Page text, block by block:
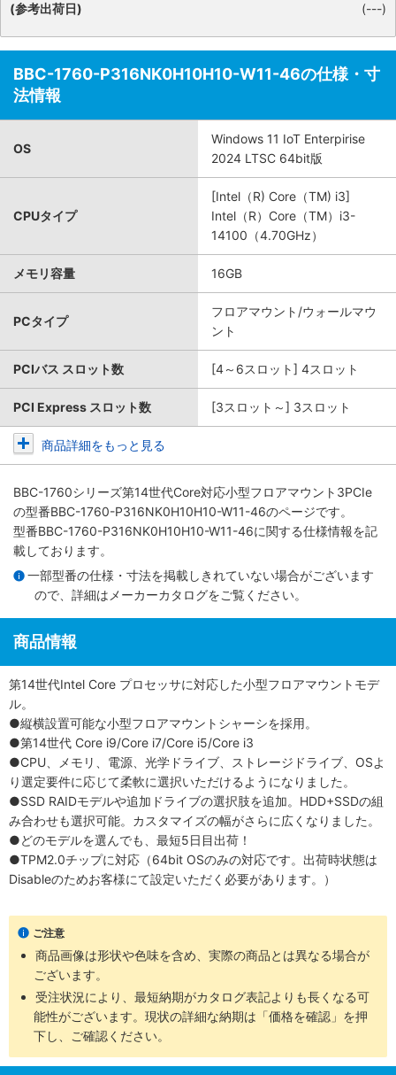
(参考出荷日)
(---)
BBC-1760-P316NK0H10H10-W11-46の仕様・寸
法情報
OS
Windows 11 IoT Enterpirise
2024 LTSC 64bit版
CPUタイプ
[Intel（R) Core（TM) i3]
Intel（R）Core（TM）i3-
14100（4.70GHz）
メモリ容量 16GB
PCタイプ
フロアマウント/ウォールマウ
ント
PCIバス スロット数 [4～6スロット] 4スロット
PCI Express スロット数 [3スロット～] 3スロット
商品詳細をもっと見る
BBC-1760シリーズ第14世代Core対応小型フロアマウント3PCIe
の型番BBC-1760-P316NK0H10H10-W11-46のページです。
型番BBC-1760-P316NK0H10H10-W11-46に関する仕様情報を記
載しております。
一部型番の仕様・寸法を掲載しきれていない場合がございます
ので、詳細は メーカーカタログをご覧ください。
商品情報
第14世代Intel Core プロセッサに対応した小型フロアマウントモデ
ル。
●縦横設置可能な小型フロアマウントシャーシを採用。
●第14世代 Core i9/Core i7/Core i5/Core i3
●CPU、メモリ、電源、光学ドライブ、ストレージドライブ、OSよ
り選定要件に応じて柔軟に選択いただけるようになりました。
●SSD RAIDモデルや追加ドライブの選択肢を追加。HDD+SSDの組
み合わせも選択可能。カスタマイズの幅がさらに広くなりました。
●どのモデルを選んでも、最短5日目出荷！
●TPM2.0チップに対応（64bit OSのみの対応です。出荷時状態は
Disableのためお客様にて設定いただく必要があります。）
ご注意
商品画像は形状や色味を含め、実際の商品とは異なる場合が
ございます。
受注状況により、最短納期がカタログ表記よりも長くなる可
能性がございます。現状の詳細な納期は「価格を確認」を押
下し、ご確認ください。